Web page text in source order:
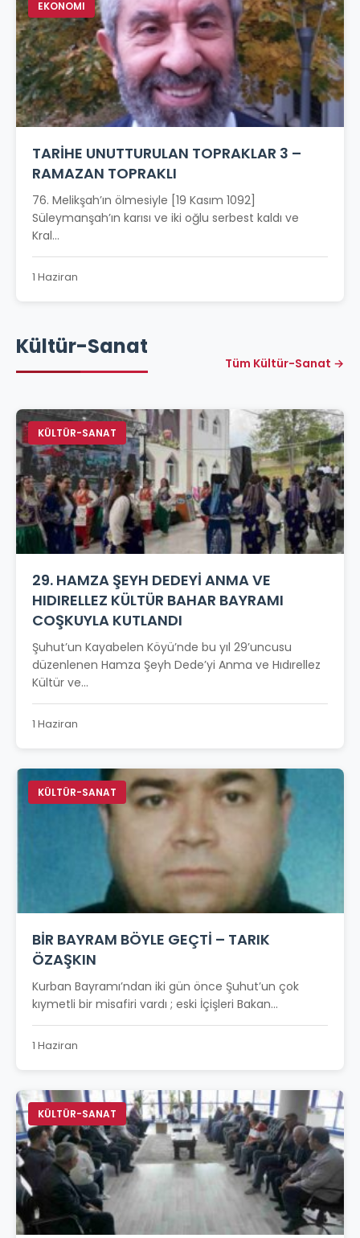
EKONOMI
TARİHE UNUTTURULAN TOPRAKLAR 3 –
RAMAZAN TOPRAKLI
76. Melikşah’ın ölmesiyle [19 Kasım 1092]
Süleymanşah’ın karısı ve iki oğlu serbest kaldı ve
Kral...
1 Haziran
Kültür-Sanat
Tüm Kültür-Sanat →
KÜLTÜR-SANAT
29. HAMZA ŞEYH DEDEYİ ANMA VE
HIDIRELLEZ KÜLTÜR BAHAR BAYRAMI
COŞKUYLA KUTLANDI
Şuhut’un Kayabelen Köyü’nde bu yıl 29’uncusu
düzenlenen Hamza Şeyh Dede’yi Anma ve Hıdırellez
Kültür ve...
1 Haziran
KÜLTÜR-SANAT
BİR BAYRAM BÖYLE GEÇTİ – TARIK
ÖZAŞKIN
Kurban Bayramı’ndan iki gün önce Şuhut’un çok
kıymetli bir misafiri vardı ; eski İçişleri Bakan...
1 Haziran
KÜLTÜR-SANAT